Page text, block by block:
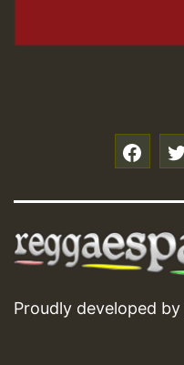
Proudly developed by